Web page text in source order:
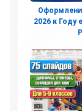
2026 к Году